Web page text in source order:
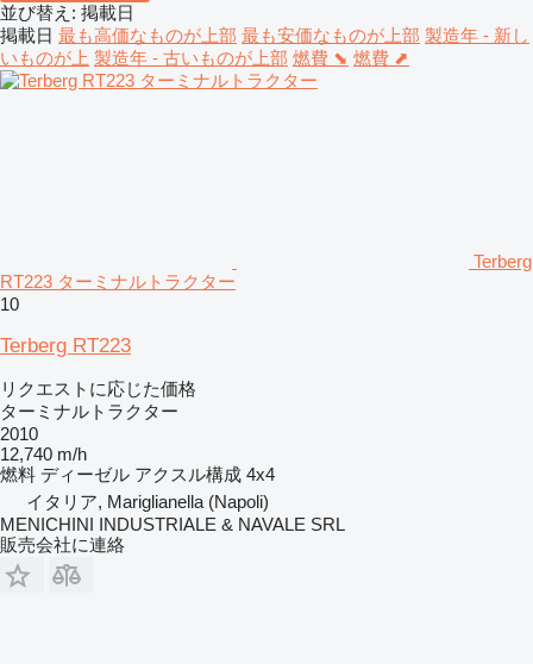
並び替え : 掲載日
掲載日 最も高価なものが上部 最も安価なものが上部 製造年 - 新し
いものが上 製造年 - 古いものが上部 燃費 ⬊ 燃費 ⬈
Terberg
RT223 ターミナルトラクター
10
Terberg RT223
リクエストに応じた価格
ターミナルトラクター
2010
12,740 m/h
燃料 ディーゼル アクスル構成 4x4
イタリア, Mariglianella (Napoli)
MENICHINI INDUSTRIALE & NAVALE SRL
販売会社に連絡